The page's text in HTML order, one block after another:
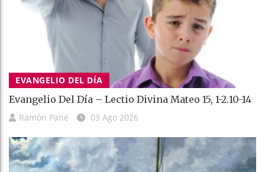
EVANGELIO DEL DÍA
Evangelio Del Día – Lectio Divina Mateo 15, 1-2.10-14
Ramón Pané 03 Ago 2026